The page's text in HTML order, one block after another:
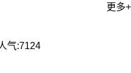
更多+
气:7124